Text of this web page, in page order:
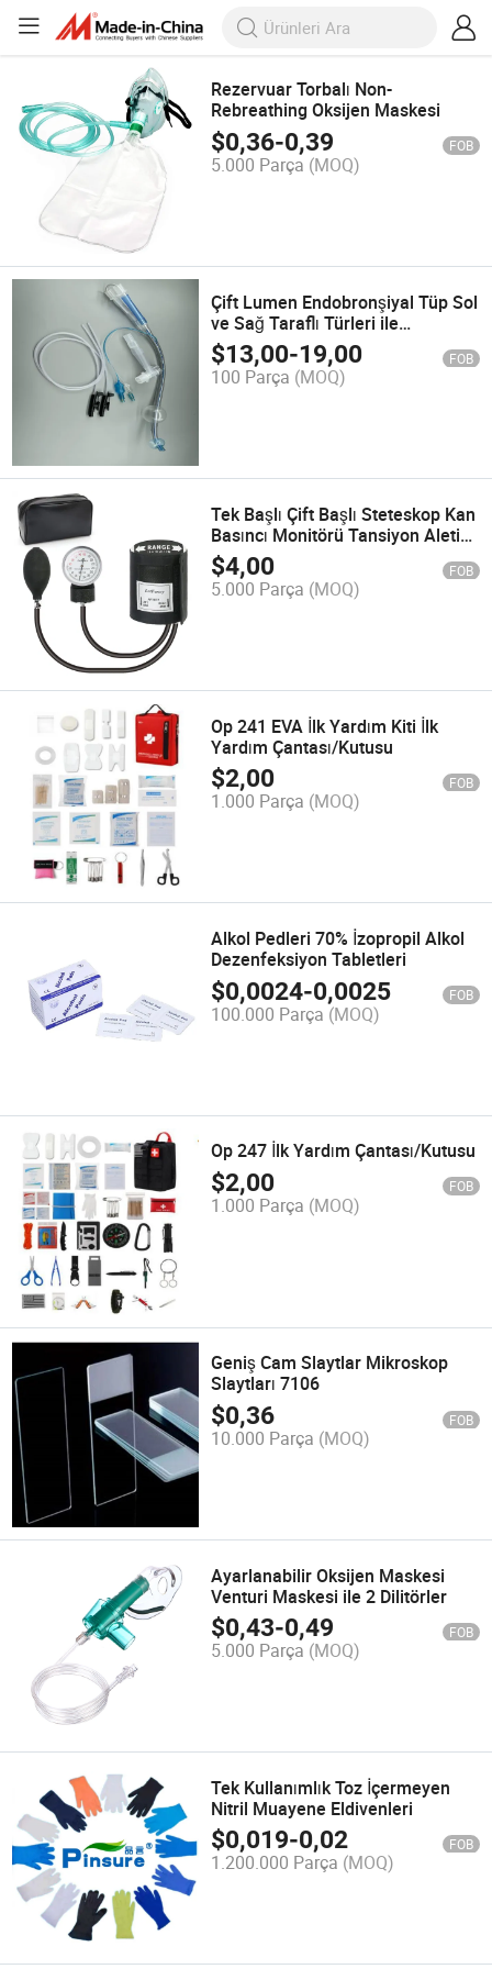
Rezervuar Torbalı Non-
Rebreathing Oksijen Maskesi
$0,36-0,39 FOB
5.000 Parça (MOQ)
Çift Lumen Endobronşiyal Tüp Sol
ve Sağ Taraflı Türleri ile
Mevcuttur
$13,00-19,00 FOB
100 Parça (MOQ)
Tek Başlı Çift Başlı Steteskop Kan
Basıncı Monitörü Tansiyon Aleti
Manuel Tansiyometre
$4,00 FOB
5.000 Parça (MOQ)
Op 241 EVA İlk Yardım Kiti İlk
Yardım Çantası/Kutusu
$2,00 FOB
1.000 Parça (MOQ)
Alkol Pedleri 70% İzopropil Alkol
Dezenfeksiyon Tabletleri
$0,0024-0,0025 FOB
100.000 Parça (MOQ)
Op 247 İlk Yardım Çantası/Kutusu
$2,00 FOB
1.000 Parça (MOQ)
Geniş Cam Slaytlar Mikroskop
Slaytları 7106
$0,36 FOB
10.000 Parça (MOQ)
Ayarlanabilir Oksijen Maskesi
Venturi Maskesi ile 2 Dilitörler
$0,43-0,49 FOB
5.000 Parça (MOQ)
Tek Kullanımlık Toz İçermeyen
Nitril Muayene Eldivenleri
$0,019-0,02 FOB
1.200.000 Parça (MOQ)